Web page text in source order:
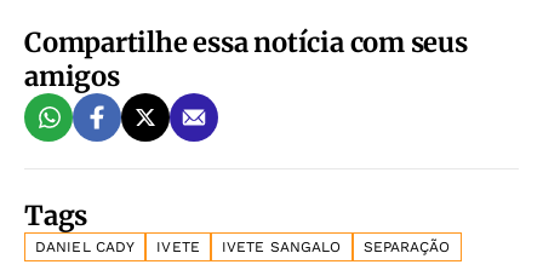
Compartilhe essa notícia com seus
amigos
Tags
DANIEL CADY IVETE IVETE SANGALO SEPARAÇÃO